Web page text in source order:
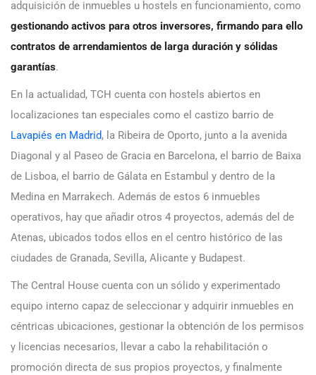
adquisición de inmuebles u hostels en funcionamiento, como
gestionando activos para otros inversores, firmando para ello
contratos de arrendamientos de larga duración y sólidas
garantías.
En la actualidad, TCH cuenta con hostels abiertos en
localizaciones tan especiales como el castizo barrio de
Lavapiés en Madrid, la Ribeira de Oporto, junto a la avenida
Diagonal y al Paseo de Gracia en Barcelona, el barrio de Baixa
de Lisboa, el barrio de Gálata en Estambul y dentro de la
Medina en Marrakech. Además de estos 6 inmuebles
operativos, hay que añadir otros 4 proyectos, además del de
Atenas, ubicados todos ellos en el centro histórico de las
ciudades de Granada, Sevilla, Alicante y Budapest.
The Central House cuenta con un sólido y experimentado
equipo interno capaz de seleccionar y adquirir inmuebles en
céntricas ubicaciones, gestionar la obtención de los permisos
y licencias necesarios, llevar a cabo la rehabilitación o
promoción directa de sus propios proyectos, y finalmente